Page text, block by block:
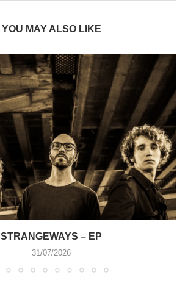
YOU MAY ALSO LIKE
STRANGEWAYS – EP
31/07/2026